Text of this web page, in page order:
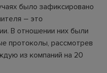
было зафиксировано
– это
В отношении них были
протоколы, рассмотрев
из компаний на 20